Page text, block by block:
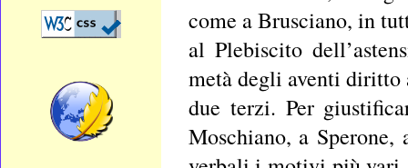
come a Brusciano, in
al Plebiscito
metà degli aventi diritto
due terzi. Per
Moschiano, a